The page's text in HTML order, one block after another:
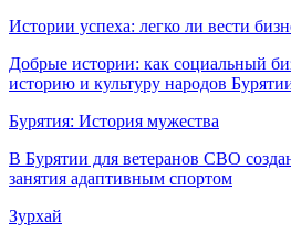
Истории успеха: легко ли вести
Добрые истории: как социальный
историю и культуру народов
Бурятия: История мужества
В Бурятии для ветеранов СВО
занятия адаптивным спортом
Зурхай